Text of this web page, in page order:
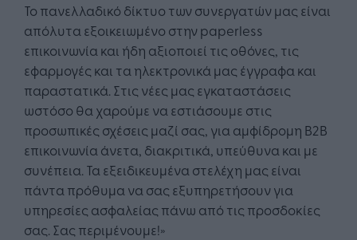
Το πανελλαδικό δίκτυο των συνεργατών μας είναι
απόλυτα εξοικειωμένο στην paperless
επικοινωνία και ήδη αξιοποιεί τις οθόνες, τις
εφαρμογές και τα ηλεκτρονικά μας έγγραφα και
παραστατικά. Στις νέες μας εγκαταστάσεις
ωστόσο θα χαρούμε να εστιάσουμε στις
προσωπικές σχέσεις μαζί σας, για αμφίδρομη Β2Β
επικοινωνία άνετα, διακριτικά, υπεύθυνα και με
συνέπεια. Τα εξειδικευμένα στελέχη μας είναι
πάντα πρόθυμα να σας εξυπηρετήσουν για
υπηρεσίες ασφαλείας πάνω από τις προσδοκίες
σας. Σας περιμένουμε!»